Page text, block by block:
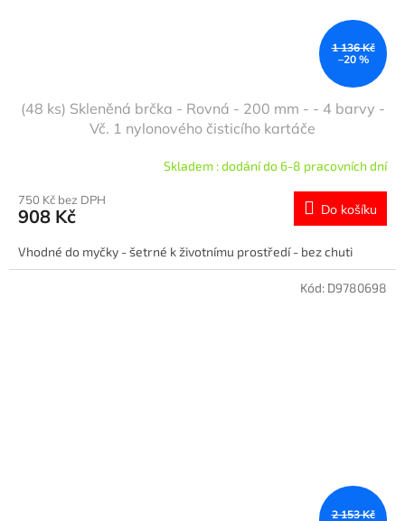
1 136 Kč
–20 %
(48 ks) Skleněná brčka - Rovná - 200 mm - - 4 barvy -
Vč. 1 nylonového čisticího kartáče
Skladem : dodání do 6-8 pracovních dní
750 Kč bez DPH
908 Kč Do košíku
Vhodné do myčky - šetrné k životnímu prostředí - bez chuti
2 153 Kč
Kód: D9780698